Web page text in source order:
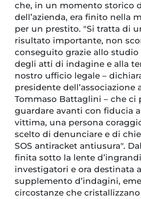
che, in un momento storico
dell’azienda, era finito nella
per un prestito. "Si tratta di
risultato importante, non
conseguito grazie allo
degli atti di indagine e alla
nostro ufficio legale –
presidente dell’associazione
Tommaso Battaglini – che ci
guardare avanti con fiducia
vittima, una persona
scelto di denunciare e di
SOS antiracket antiusura".
finita sotto la lente
investigatori e ora destinata
supplemento d’indagini,
circostanze che cristallizzano